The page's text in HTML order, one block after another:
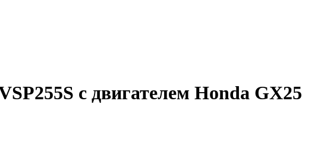
с двигателем Honda GX25